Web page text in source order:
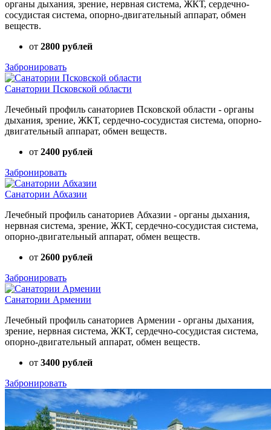
органы дыхания, зрение, нервная система, ЖКТ, сердечно-
сосудистая система, опорно-двигательный аппарат, обмен
веществ.
от 2800 рублей
Забронировать
Санатории Псковской области
Лечебный профиль санаториев Псковской области - органы
дыхания, зрение, ЖКТ, сердечно-сосудистая система, опорно-
двигательный аппарат, обмен веществ.
от 2400 рублей
Забронировать
Санатории Абхазии
Лечебный профиль санаториев Абхазии - органы дыхания,
нервная система, зрение, ЖКТ, сердечно-сосудистая система,
опорно-двигательный аппарат, обмен веществ.
от 2600 рублей
Забронировать
Санатории Армении
Лечебный профиль санаториев Армении - органы дыхания,
зрение, нервная система, ЖКТ, сердечно-сосудистая система,
опорно-двигательный аппарат, обмен веществ.
от 3400 рублей
Забронировать